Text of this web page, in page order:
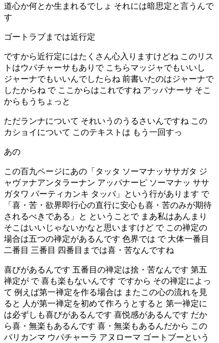
道心か何とか生まれるでしょ それには暗思定と言うんで
す
ゴートラブまでは近行定
ですから近行定にはたくさん心入りますけどね このリス
トはウパチャーサもありで こちらマッジャでもいいし
ジャーナでもいいんでしたらね 前書いたのはジャーナで
したからね で ここからはこれですね アッパナーサ そこ
からもうちょっと
ただランナについて それいうのうるさいんですね この
カショイについて このテキストは もう一回すっ
あの
この百九ページにあの「タッタ ソーマナッササガタ ジ
ャヴァナアンタラーナン アッパナーピ ソーマナッ ササ
ガタワ パーティカンキ タッバ」という行があります で
「喜・苦・欲界即行心の直行に安心も喜・苦のみが期待
されるべきである」と ということで まあ私はあんまり
そこはいいじゃないかなと思いますけど で この禅定の
場合は五つの禅定があるんです 色界では で 大体一番目
二番目 三番目 四番目までは喜・苦なんですね
喜びがあるんです 五番目の禅定は捨・苦なんです 第五
禅定が で 喜も楽もないんです ですから その禅定によっ
て 例えば第一禅定を作る場合は またこの心の流れを見
ると 人が第一禅定を初めて作ろうとすると 第一禅定に
は必ずしも喜びがあるんです 喜悦感があるんです だか
ら喜・無楽もあるんです 喜・無楽もあるんだから この
パリカンマ ウパチャーラ アヌローマ ゴートブーという